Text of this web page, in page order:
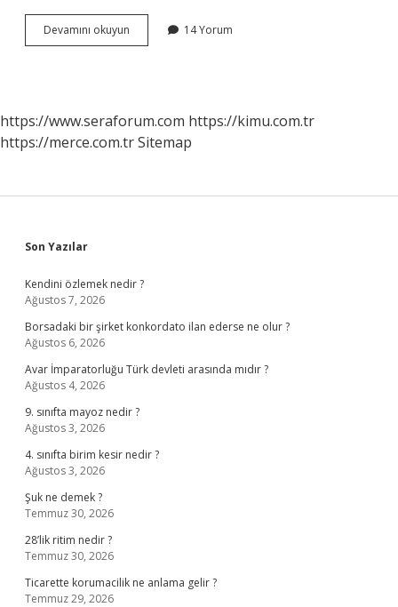
Devamını okuyun
Elle
14 Yorum
https://www.seraforum.com https://kimu.com.tr
https://merce.com.trSitemap
Sidebar
Son Yazılar
Kendini özlemek nedir ?
Ağustos 7, 2026
Borsadaki bir şirket konkordato ilan ederse ne olur ?
Ağustos 6, 2026
Avar İmparatorluğu Türk devleti arasında mıdır ?
Ağustos 4, 2026
9. sınıfta mayoz nedir ?
Ağustos 3, 2026
4. sınıfta birim kesir nedir ?
Ağustos 3, 2026
Şuk ne demek ?
Temmuz 30, 2026
28’lik ritim nedir ?
Temmuz 30, 2026
Ticarette korumacilik ne anlama gelir ?
Temmuz 29, 2026